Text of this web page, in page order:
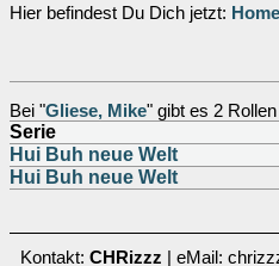
Hier befindest Du Dich jetzt: Home
Bei "Gliese, Mike" gibt es 2 Rollen
Serie
Hui Buh neue Welt
Hui Buh neue Welt
Kontakt: CHRizzz | eMail: